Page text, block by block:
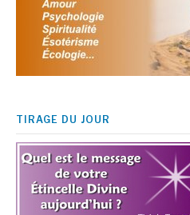
TIRAGE DU JOUR